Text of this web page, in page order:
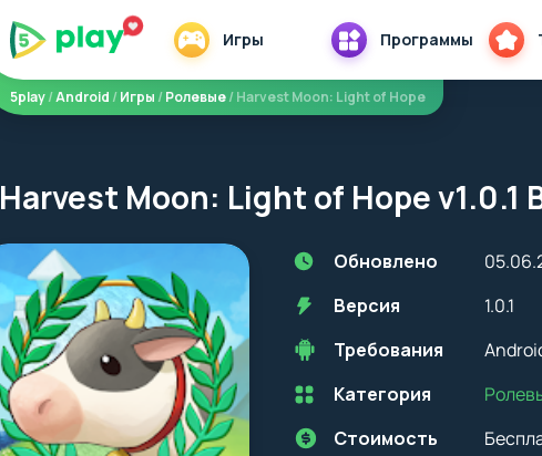
Игры Программы
5play/Android /Игры /Ролевые/ Harvest Moon: Light of Hope
Harvest Moon: Light of Hope
Обновлено
Версия
1.0.1
Требования
Перед установкой приложения
учитывать версию OS. Мы
Категория
Стоимость